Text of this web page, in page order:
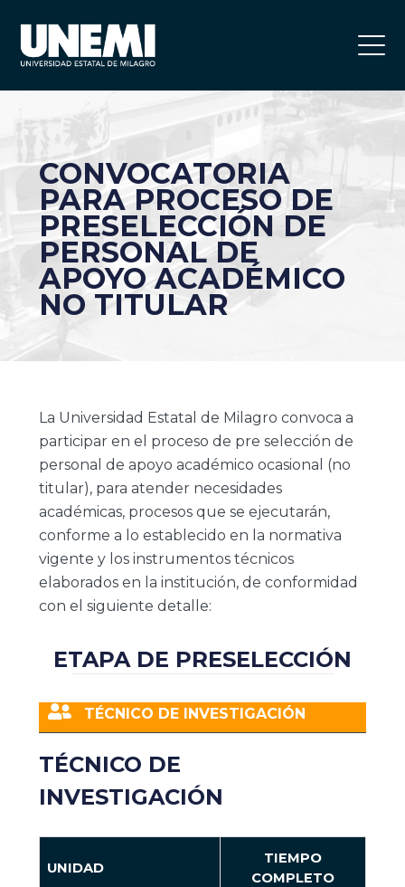
CONVOCATORIA
PARA PROCESO DE
PRESELECCIÓN DE
PERSONAL DE
APOYO ACADÉMICO
NO TITULAR
La Universidad Estatal de Milagro convoca a
participar en el proceso de pre selección de
personal de apoyo académico ocasional (no
titular), para atender necesidades
académicas, procesos que se ejecutarán,
conforme a lo establecido en la normativa
vigente y los instrumentos técnicos
elaborados en la institución, de conformidad
con el siguiente detalle:
ETAPA DE PRESELECCIÓN
TÉCNICO DE INVESTIGACIÓN
TÉCNICO DE
INVESTIGACIÓN
UNIDAD
TIEMPO
COMPLETO